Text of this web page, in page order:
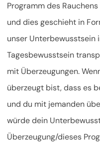
Programm des
und dies geschieht in
unser Unterbewusstsein
Tagesbewusstsein
mit Überzeugungen.
überzeugt bist, dass es
und du mit jemanden
würde dein
Überzeugung/dieses